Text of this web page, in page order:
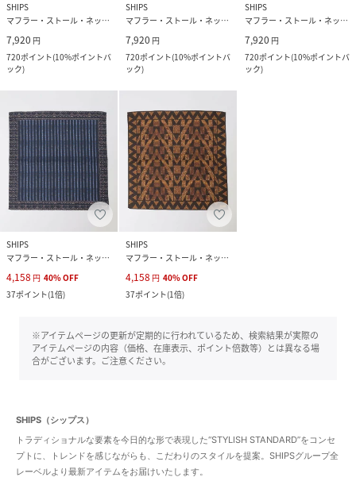
SHIPS
マフラー・ストール・ネックウォーマー
7,920 円
720ポイント(10%ポイントバ
ック)
SHIPS
マフラー・ストール・ネックウォーマー
7,920 円
720ポイント(10%ポイントバ
ック)
SHIPS
マフラー・ストール・ネックウォーマー
7,920 円
720ポイント(10%ポイントバ
ック)
SHIPS
マフラー・ストール・ネックウォーマー
4,158 円 40%OFF
37ポイント(1倍)
SHIPS
マフラー・ストール・ネックウォーマー
4,158 円 40%OFF
37ポイント(1倍)
※アイテムページの更新が定期的に行われているため、検索結果が実際の
アイテムページの内容（価格、在庫表示、ポイント倍数等）とは異なる場
合がございます。ご注意ください。
SHIPS（シップス）
トラディショナルな要素を今日的な形で表現した“STYLISH STANDARD”をコンセ
プトに、トレンドを感じながらも、こだわりのスタイルを提案。SHIPSグループ全
レーベルより最新アイテムをお届けいたします。